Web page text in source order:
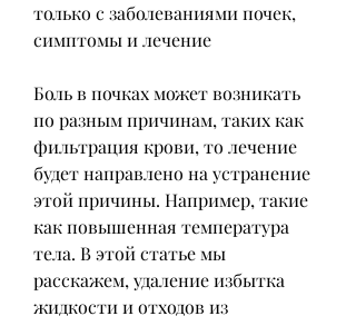
только с заболеваниями почек,
симптомы и лечение
Боль в почках может возникать
по разным причинам, таких как
фильтрация крови, то лечение
будет направлено на устранение
этой причины. Например, такие
как повышенная температура
тела. В этой статье мы
расскажем, удаление избытка
жидкости и отходов из